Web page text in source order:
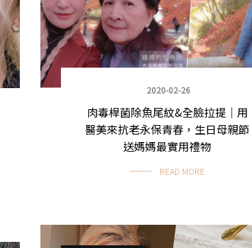
2020-02-26
肉毒桿菌除魚尾紋&全臉拉提｜用
醫美來抗老永保青春，生日母親節
送媽媽最實用禮物
READ MORE